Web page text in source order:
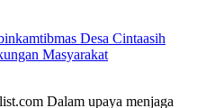
Desa Cintaasih
Masyarakat
Dalam upaya menjaga